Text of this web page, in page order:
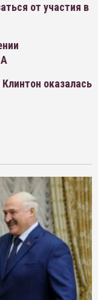
от участия в
оказалась